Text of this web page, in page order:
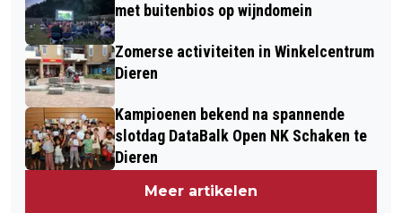
met buitenbios op wijndomein
Zomerse activiteiten in Winkelcentrum
Dieren
Kampioenen bekend na spannende
slotdag DataBalk Open NK Schaken te
Dieren
Meer artikelen